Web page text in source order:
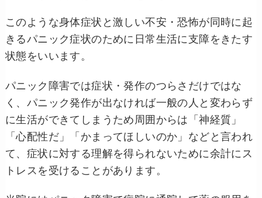
このような身体症状と激しい不安・恐怖が同時に起
きるパニック症状のために日常生活に支障をきたす
状態をいいます。
パニック障害では症状・発作のつらさだけではな
く、パニック発作が出なければ一般の人と変わらず
に生活ができてしまうため周囲からは「神経質」
「心配性だ」「かまってほしいのか」などと言われ
て、症状に対する理解を得られないために余計にス
トレスを受けることがあります。